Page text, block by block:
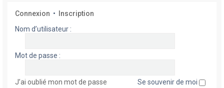
Connexion •
Inscription
Nom d’utilisateur :
Mot de passe :
J’ai oublié mon mot de passe Se souvenir de moi